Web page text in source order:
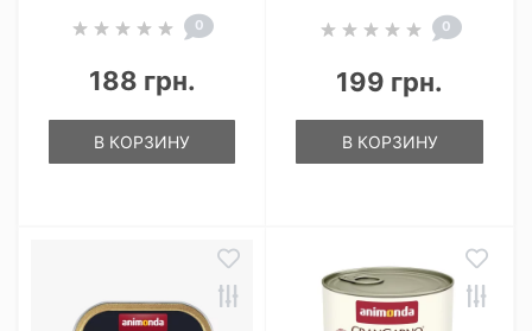
0
188 грн.
В КОРЗИНУ
0
199 грн.
В КОРЗИНУ